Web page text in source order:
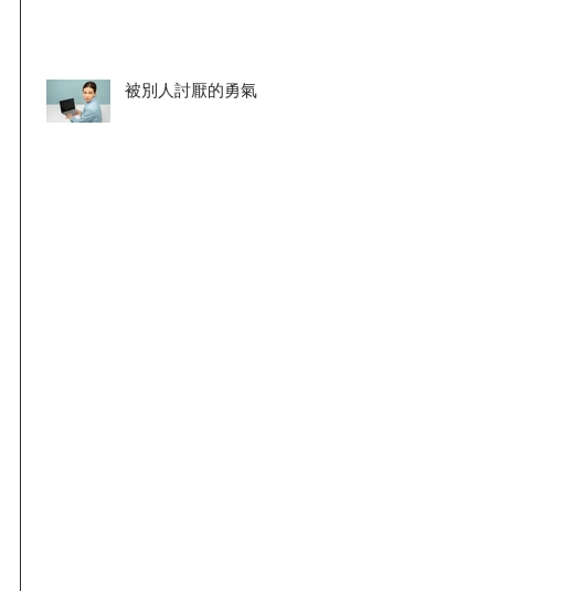
被別人討厭的勇氣